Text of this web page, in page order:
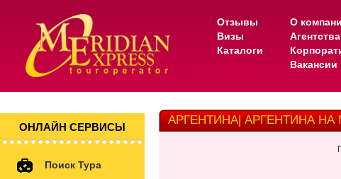
Отзывы
Визы
Каталоги
О
Вакансии
ОНЛАЙН СЕРВИСЫ
Поиск Тура
АРГЕНТИНА| АРГЕНТИНА